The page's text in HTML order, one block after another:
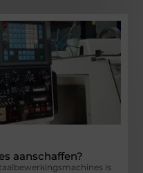
aanschaffen?
is